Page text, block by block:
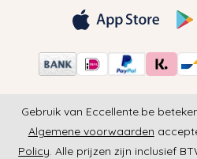
Gebruik van Eccellente.be
Algemene voorwaarden
Policy. Alle prijzen zijn inclusief